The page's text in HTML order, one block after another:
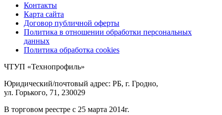
Контакты
Карта сайта
Договор публичной оферты
Политика в отношении обработки персональных
данных
Политика обработка cookies
ЧТУП «Технопрофиль»
Юридический/почтовый адрес: РБ, г. Гродно,
ул. Горького, 71, 230029
В торговом реестре с 25 марта 2014г.